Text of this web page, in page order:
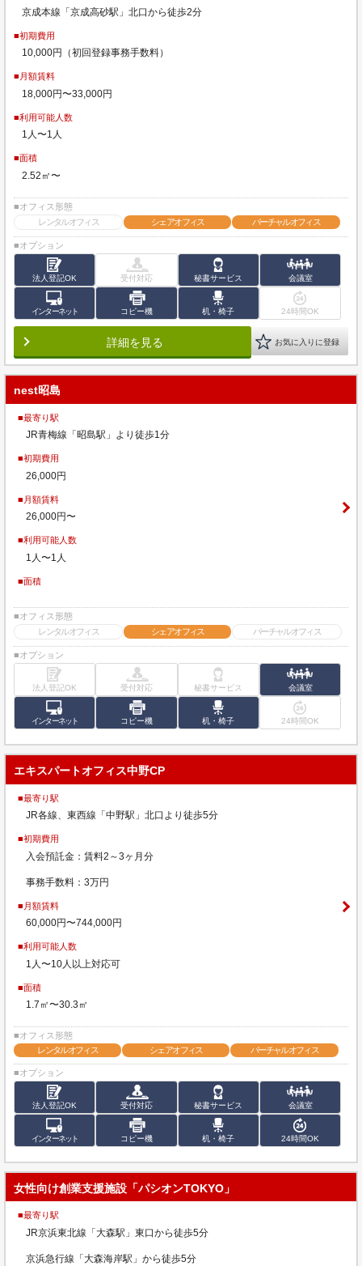
京成本線「京成高砂駅」北口から徒歩2分
■初期費用
10,000円（初回登録事務手数料）
■月額賃料
18,000円〜33,000円
■利用可能人数
1人〜1人
■面積
2.52㎡〜
■オフィス形態
レンタルオフィス
シェアオフィス バーチャルオフィス
■オプション
法人登記OK 受付対応 秘書サービス 会議室
インターネット コピー機 机・椅子 24時間OK
詳細を見る お気に入りに登録
nest昭島
■最寄り駅
JR青梅線「昭島駅」より徒歩1分
■初期費用
26,000円
■月額賃料
26,000円〜
■利用可能人数
1人〜1人
■面積
■オフィス形態
レンタルオフィス
シェアオフィス バーチャルオフィス
■オプション
法人登記OK 受付対応 秘書サービス 会議室
インターネット コピー機 机・椅子 24時間OK
エキスパートオフィス中野CP
■最寄り駅
JR各線、東西線「中野駅」北口より徒歩5分
■初期費用
入会預託金：賃料2～3ヶ月分
事務手数料：3万円
■月額賃料
60,000円〜744,000円
■利用可能人数
1人〜10人以上対応可
■面積
1.7㎡〜30.3㎡
■オフィス形態
レンタルオフィス
シェアオフィス バーチャルオフィス
■オプション
法人登記OK 受付対応 秘書サービス 会議室
インターネット コピー機 机・椅子 24時間OK
女性向け創業支援施設「パシオンTOKYO」
■最寄り駅
JR京浜東北線「大森駅」東口から徒歩5分
京浜急行線「大森海岸駅」から徒歩5分